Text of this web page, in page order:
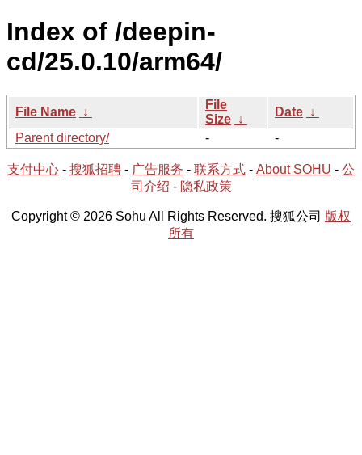
Index of /deepin-
cd/25.0.10/arm64/
File Name ↓
File
Size ↓
Date ↓
Parent directory/
- -
支付中心 - 搜狐招聘 - 广告服务 - 联系方式 - About SOHU - 公
司介绍 - 隐私政策
Copyright © 2026 Sohu All Rights Reserved. 搜狐公司 版权
所有